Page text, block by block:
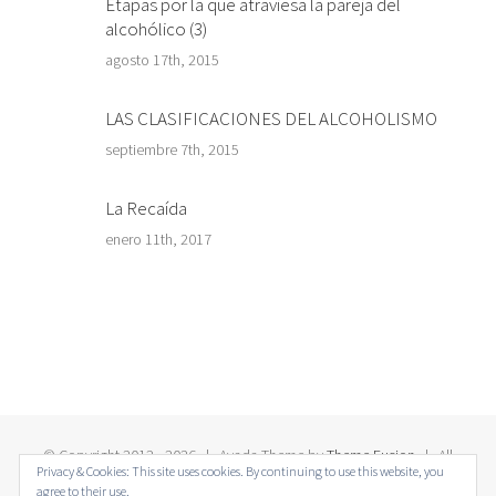
alcohólico (3)
agosto 17th, 2015
LAS CLASIFICACIONES DEL ALCOHOLISMO
septiembre 7th, 2015
La Recaída
enero 11th, 2017
© Copyright 2012 -2026 | Avada Theme byTheme Fusion| All
Rights Reserved | Powered by
Privacy & Cookies: This site uses cookies. By continuing to use this website, you
agree to their use.